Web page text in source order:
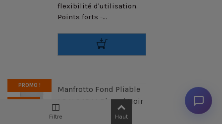
flexibilité d'utilisation.
Points forts -...
PROMO !
Manfrotto Fond Pliable
1.8 X 2.15 M Blanc / Noir
Avec Retour
Filtre Haut